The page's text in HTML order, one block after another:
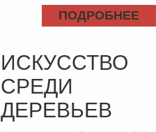
ПОДРОБНЕЕ
ИСКУССТВО
СРЕДИ
ДЕРЕВЬЕВ